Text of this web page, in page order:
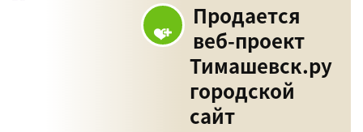
Продается
веб-проект
Тимашевск.ру
городской
сайт